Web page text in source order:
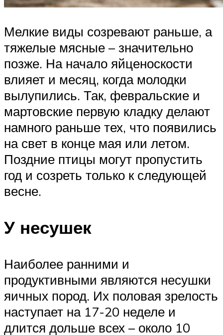
Мелкие виды созревают раньше, а
тяжелые мясные – значительно
позже. На начало яйценоскости
влияет и месяц, когда молодки
вылупились. Так, февральские и
мартовские первую кладку делают
намного раньше тех, что появились
на свет в конце мая или летом.
Поздние птицы могут пропустить
год и созреть только к следующей
весне.
У несушек
Наиболее ранними и
продуктивными являются несушки
яичных пород. Их половая зрелость
наступает на 17-20 неделе и
длится дольше всех – около 10